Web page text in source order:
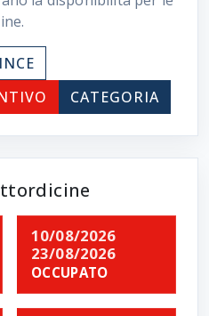
CATEGORIA
10/08/2026
23/08/2026
OCCUPATO